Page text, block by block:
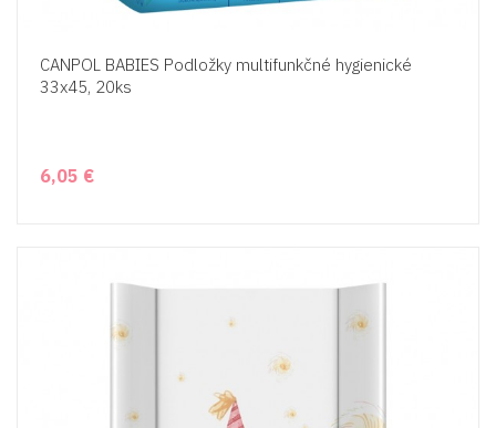
CANPOL BABIES Podložky multifunkčné hygienické
33x45, 20ks​
6,05 €